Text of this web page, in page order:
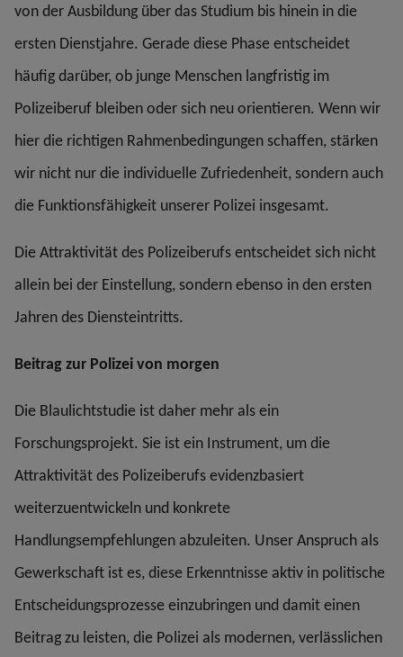
von der Ausbildung über das Studium bis hinein in die
ersten Dienstjahre. Gerade diese Phase entscheidet
häufig darüber, ob junge Menschen langfristig im
Polizeiberuf bleiben oder sich neu orientieren. Wenn wir
hier die richtigen Rahmenbedingungen schaffen, stärken
wir nicht nur die individuelle Zufriedenheit, sondern auch
die Funktionsfähigkeit unserer Polizei insgesamt.
Die Attraktivität des Polizeiberufs entscheidet sich nicht
allein bei der Einstellung, sondern ebenso in den ersten
Jahren des Diensteintritts.
Beitrag zur Polizei von morgen
Die Blaulichtstudie ist daher mehr als ein
Forschungsprojekt. Sie ist ein Instrument, um die
Attraktivität des Polizeiberufs evidenzbasiert
weiterzuentwickeln und konkrete
Handlungsempfehlungen abzuleiten. Unser Anspruch als
Gewerkschaft ist es, diese Erkenntnisse aktiv in politische
Entscheidungsprozesse einzubringen und damit einen
Beitrag zu leisten, die Polizei als modernen, verlässlichen